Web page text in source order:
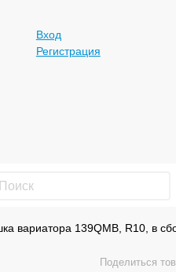
Вход
Регистрация
вариатора 139QMB, R10, в
Поделиться